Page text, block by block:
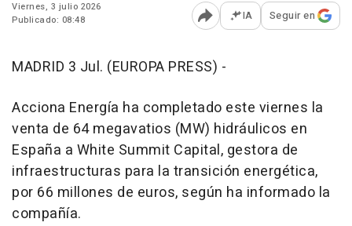
Viernes, 3 julio 2026
Publicado: 08:48
Abrir opciones para
IA Seguir en
MADRID 3 Jul. (EUROPA PRESS) -
Acciona Energía ha completado este viernes la
venta de 64 megavatios (MW) hidráulicos en
España a White Summit Capital, gestora de
infraestructuras para la transición energética,
por 66 millones de euros, según ha informado la
compañía.